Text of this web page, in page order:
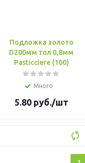
Подложка золото
D200мм тол 0,8мм
Pasticciere (100)
Много
5.80руб./шт